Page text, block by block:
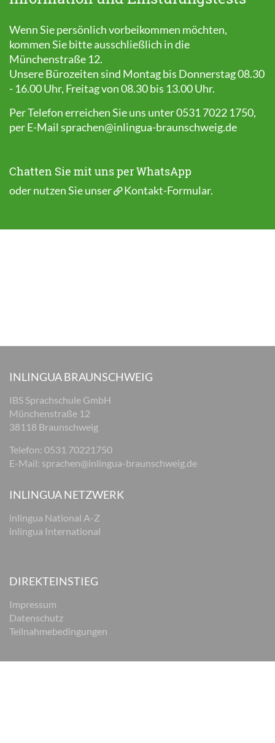
Wenn Sie persönlich vorbeikommen möchten,
kommen Sie bitte ausschließlich in die
Münchenstraße 12.
Unsere Bürozeiten sind Montag bis Donnerstag 08.30
- 16.00 Uhr, Freitag von 08.30 bis 13.00 Uhr.
Per Telefon erreichen Sie uns unter 0531 7022 1750,
per E-Mail sprachen@inlingua-braunschweig.de
Chatten Sie mit uns per WhatsApp
oder nutzen Sie unser Kontakt-Formular.
INLINGUA BRAUNSCHWEIG
IBS Sprachschule GmbH
Münchenstraße 12
38118 Braunschweig
Telefon: 0531 70221750
E-Mail: sprachen@inlingua-braunschweig.de
INLINGUA NETZWERK
inlingua National A-Z
inlingua International
DIREKTEINSTIEG
Impressum
Datenschutz
Teilnahmebedingungen